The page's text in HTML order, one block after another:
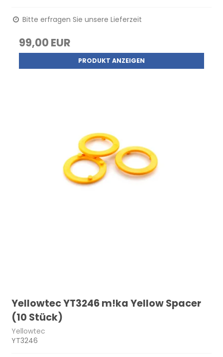
Bitte erfragen Sie unsere Lieferzeit
99,00 EUR
PRODUKT ANZEIGEN
Yellowtec YT3246 m!ka Yellow Spacer
(10 Stück)
Yellowtec
YT3246